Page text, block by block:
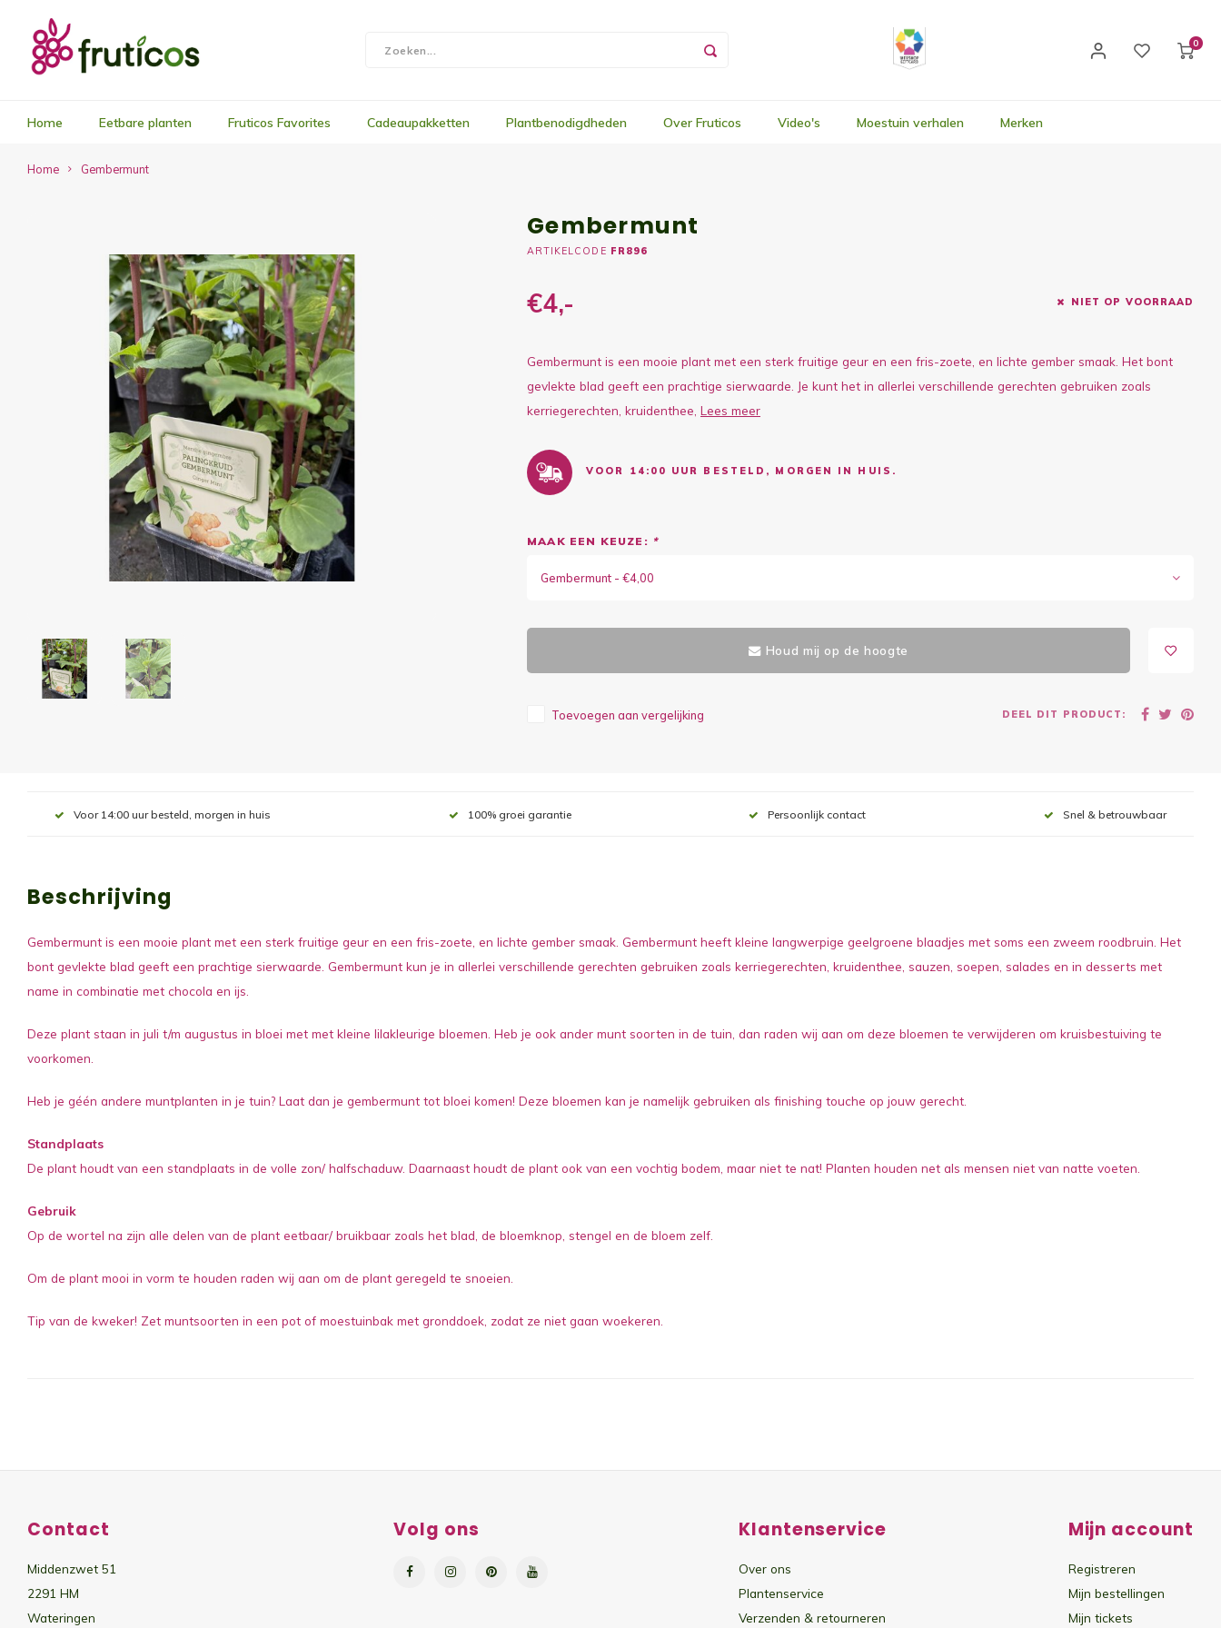
0
Home Eetbare planten Fruticos Favorites Cadeaupakketten Plantbenodigdheden Over Fruticos Video's Moestuin verhalen Merken
Home Gembermunt
Gembermunt
ARTIKELCODE FR896
€4,- NIET OP VOORRAAD
Gembermunt is een mooie plant met een sterk fruitige geur en een fris-zoete, en lichte gember smaak. Het bont
gevlekte blad geeft een prachtige sierwaarde. Je kunt het in allerlei verschillende gerechten gebruiken zoals
kerriegerechten, kruidenthee, Lees meer
VOOR 14:00 UUR BESTELD, MORGEN IN HUIS.
MAAK EEN KEUZE: *
Gembermunt - €4,00
Houd mij op de hoogte
Toevoegen aan vergelijking DEEL DIT PRODUCT:
Voor 14:00 uur besteld, morgen in huis 100% groei garantie Persoonlijk contact Snel & betrouwbaar
Beschrijving
Gembermunt is een mooie plant met een sterk fruitige geur en een fris-zoete, en lichte gember smaak. Gembermunt heeft kleine langwerpige geelgroene blaadjes met soms een zweem roodbruin. Het
bont gevlekte blad geeft een prachtige sierwaarde. Gembermunt kun je in allerlei verschillende gerechten gebruiken zoals kerriegerechten, kruidenthee, sauzen, soepen, salades en in desserts met
name in combinatie met chocola en ijs.
Deze plant staan in juli t/m augustus in bloei met met kleine lilakleurige bloemen. Heb je ook ander munt soorten in de tuin, dan raden wij aan om deze bloemen te verwijderen om kruisbestuiving te
voorkomen.
Heb je géén andere muntplanten in je tuin? Laat dan je gembermunt tot bloei komen! Deze bloemen kan je namelijk gebruiken als finishing touche op jouw gerecht.
Standplaats
De plant houdt van een standplaats in de volle zon/ halfschaduw. Daarnaast houdt de plant ook van een vochtig bodem, maar niet te nat! Planten houden net als mensen niet van natte voeten.
Gebruik
Op de wortel na zijn alle delen van de plant eetbaar/ bruikbaar zoals het blad, de bloemknop, stengel en de bloem zelf.
Om de plant mooi in vorm te houden raden wij aan om de plant geregeld te snoeien.
Tip van de kweker! Zet muntsoorten in een pot of moestuinbak met gronddoek, zodat ze niet gaan woekeren.
Contact
Middenzwet 51
2291 HM
Wateringen
Volg ons Klantenservice
Over ons
Plantenservice
Verzenden & retourneren
Mijn account
Registreren
Mijn bestellingen
Mijn tickets